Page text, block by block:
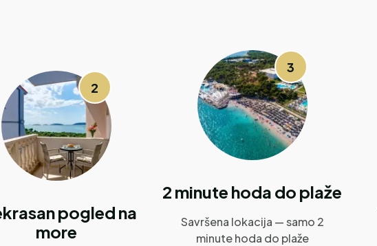
2
pogled na
more
3
2 minute hoda do plaže
Savršena lokacija — samo 2
minute hoda do plaže